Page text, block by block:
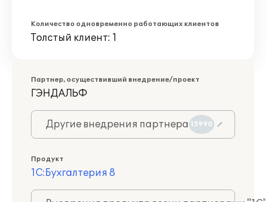
Количество одновременно работающих клиентов
Толстый клиент: 1
Партнер, осуществивший внедрение/проект
ГЭНДАЛЬФ
Другие внедрения партнера 15990
Продукт
1С:Бухгалтерия 8